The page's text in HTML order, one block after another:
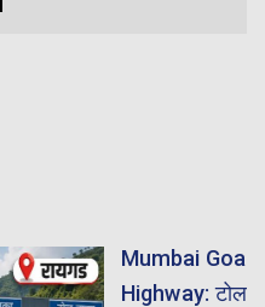
Mumbai Goa
Highway: टोल